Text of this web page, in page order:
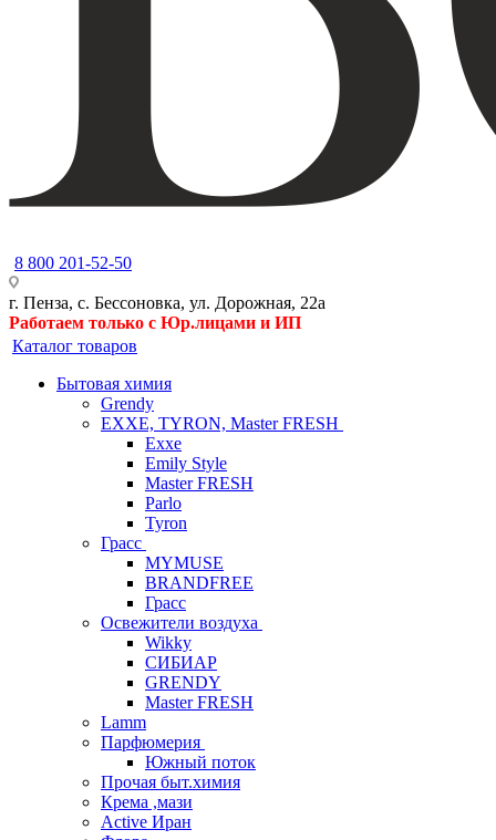
8 800 201-52-50
г. Пенза, с. Бессоновка, ул. Дорожная, 22а
Работаем только с Юр.лицами и ИП
Каталог товаров
Бытовая химия
Grendy
EXXE, TYRON, Master FRESH
Exxe
Emily Style
Master FRESH
Parlo
Tyron
Грасс
MYMUSE
BRANDFREE
Грасс
Освежители воздуха
Wikky
СИБИАР
GRENDY
Master FRESH
Lamm
Парфюмерия
Южный поток
Прочая быт.химия
Крема ,мази
Аctive Иран